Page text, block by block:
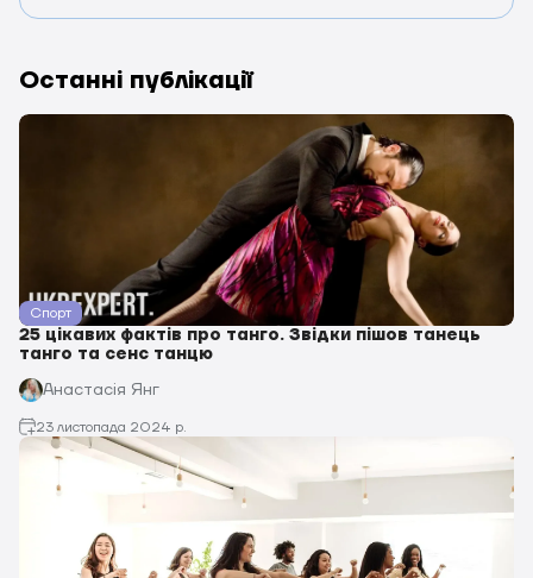
Останні публікації
Спорт
25 цікавих фактів про танго. Звідки пішов танець
танго та сенс танцю
Анастасія Янг
23 листопада 2024 р.